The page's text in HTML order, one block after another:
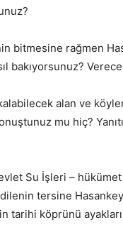
bitmesine rağmen
bakıyorsunuz?
alan ve
mu hiç?
Su İşleri –
tersine
tarihi köprünü